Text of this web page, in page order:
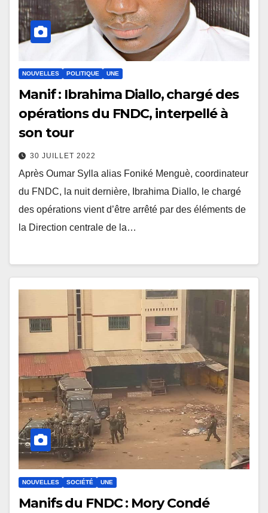
NOUVELLES POLITIQUE UNE
Manif : Ibrahima Diallo, chargé des
opérations du FNDC, interpellé à
son tour
30 JUILLET 2022
Après Oumar Sylla alias Foniké Menguè, coordinateur
du FNDC, la nuit dernière, Ibrahima Diallo, le chargé
des opérations vient d’être arrêté par des éléments de
la Direction centrale de la…
NOUVELLES SOCIÉTÉ UNE
Manifs du FNDC : Mory Condé